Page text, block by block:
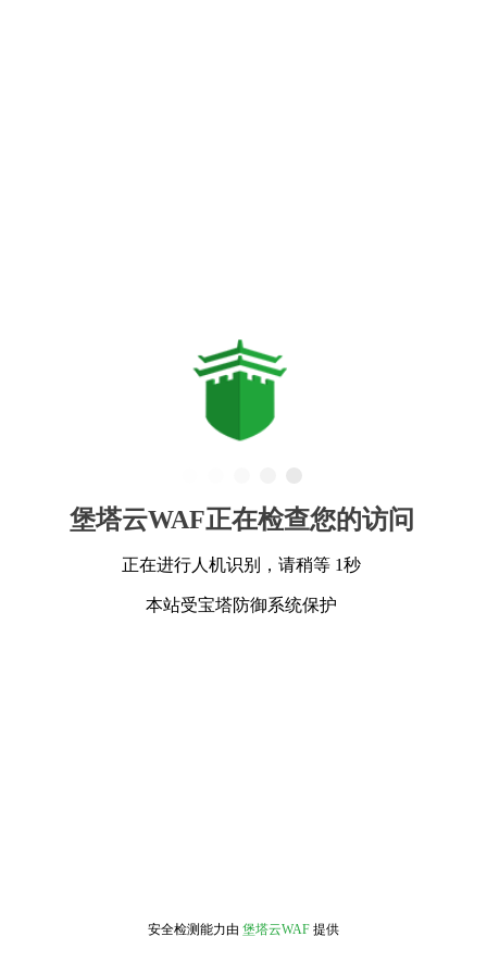
堡塔云WAF正在检查您的访问
正在进行人机识别，请稍等 1秒
本站受宝塔防御系统保护
安全检测能力由 堡塔云WAF 提供